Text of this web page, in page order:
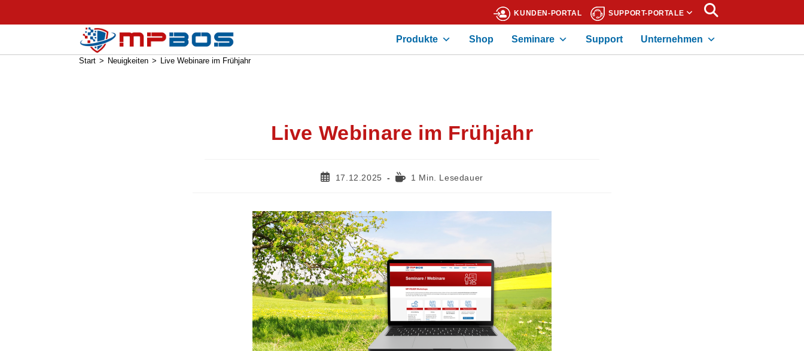
KUNDEN-PORTAL SUPPORT-PORTALE
Produkte Shop Seminare Support Unternehmen
Start > Neuigkeiten > Live Webinare im Frühjahr
Live Webinare im Frühjahr
17.12.2025 1 Min. Lesedauer